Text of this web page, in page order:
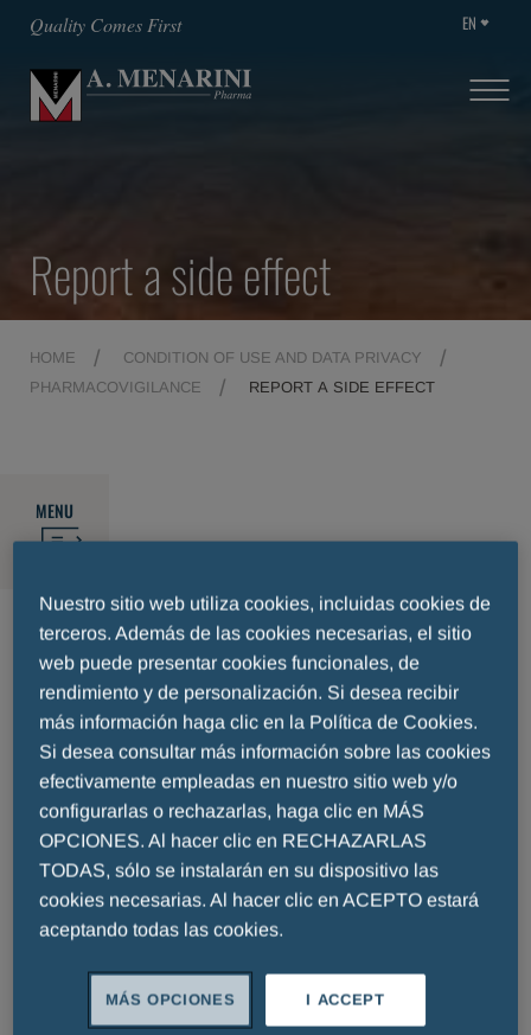
Quality Comes First EN
Report a side effect
HOME
CONDITION OF USE AND DATA PRIVACY
PHARMACOVIGILANCE
REPORT A SIDE EFFECT
MENU
Report a side effect
Fields with * are mandatory.
First Name Surname
Email Telephone
Nuestro sitio web utiliza cookies, incluidas cookies de
terceros. Además de las cookies necesarias, el sitio
web puede presentar cookies funcionales, de
rendimiento y de personalización. Si desea recibir
más información haga clic en la Política de Cookies.
Si desea consultar más información sobre las cookies
efectivamente empleadas en nuestro sitio web y/o
configurarlas o rechazarlas, haga clic en MÁS
OPCIONES. Al hacer clic en RECHAZARLAS
TODAS, sólo se instalarán en su dispositivo las
cookies necesarias. Al hacer clic en ACEPTO estará
aceptando todas las cookies.
I ACCEPT
MÁS OPCIONES